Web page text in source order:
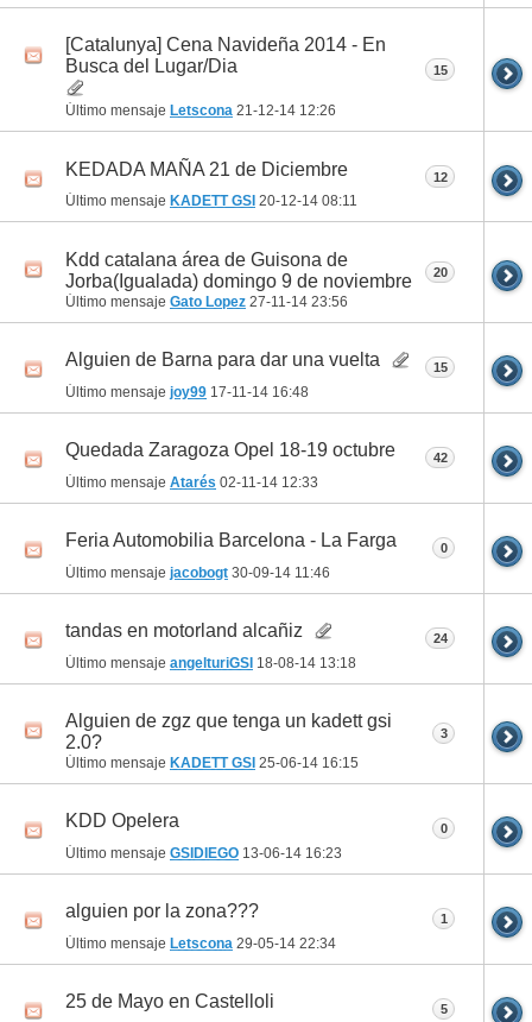
[Catalunya] Cena Navideña 2014 - En
Busca del Lugar/Dia
Último mensaje Letscona 21-12-14 12:26
15
KEDADA MAÑA 21 de Diciembre
Último mensaje KADETT GSI 20-12-14 08:11
12
Kdd catalana área de Guisona de
Jorba(Igualada) domingo 9 de noviembre
Último mensaje Gato Lopez 27-11-14 23:56
20
Alguien de Barna para dar una vuelta
Último mensaje joy99 17-11-14 16:48
15
Quedada Zaragoza Opel 18-19 octubre
Último mensaje Atarés 02-11-14 12:33
42
Feria Automobilia Barcelona - La Farga
Último mensaje jacobogt 30-09-14 11:46
0
tandas en motorland alcañiz
Último mensaje angelturiGSI 18-08-14 13:18
24
Alguien de zgz que tenga un kadett gsi
2.0?
Último mensaje KADETT GSI 25-06-14 16:15
3
KDD Opelera
Último mensaje GSIDIEGO 13-06-14 16:23
0
alguien por la zona???
Último mensaje Letscona 29-05-14 22:34
1
25 de Mayo en Castelloli 5